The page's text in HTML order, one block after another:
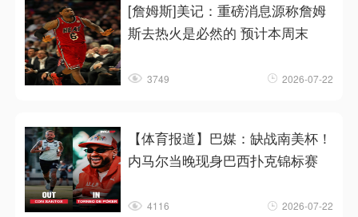
[詹姆斯]美记：重磅消息源称詹姆
斯去热火是必然的 预计本周末
3749 2026-07-22
【体育报道】巴媒：缺战南美杯！
内马尔当晚现身巴西扑克锦标赛
4116 2026-07-22